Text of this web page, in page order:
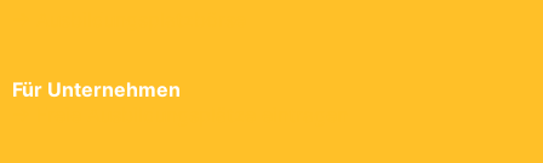
Für Unternehmen